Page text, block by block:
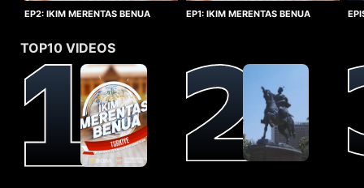
EP2: IKIM MERENTAS BENUA
EP1: IKIM MERENTAS BENUA
TOP10 VIDEOS